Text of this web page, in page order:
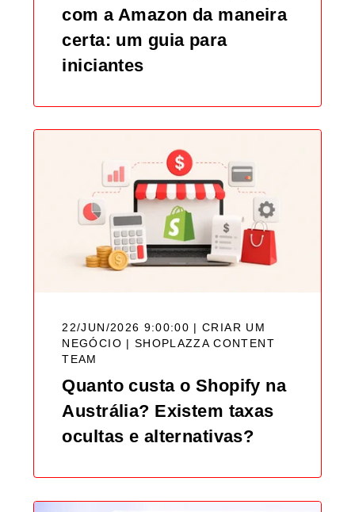
com a Amazon da maneira
certa: um guia para
iniciantes
22/JUN/2026 9:00:00 | CRIAR UM
NEGÓCIO | SHOPLAZZA CONTENT
TEAM
Quanto custa o Shopify na
Austrália? Existem taxas
ocultas e alternativas?